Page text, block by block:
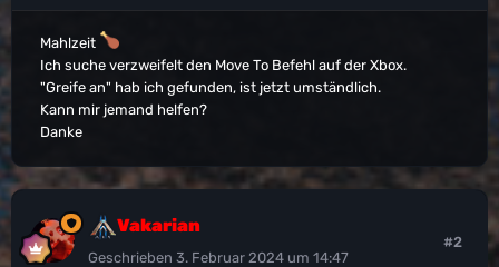
Mahlzeit
Ich suche verzweifelt den Move To Befehl auf der Xbox.
"Greife an" hab ich gefunden, ist jetzt umständlich.
Kann mir jemand helfen?
Danke
Vakarian
Geschrieben 3. Februar 2024 um 14:47
#2